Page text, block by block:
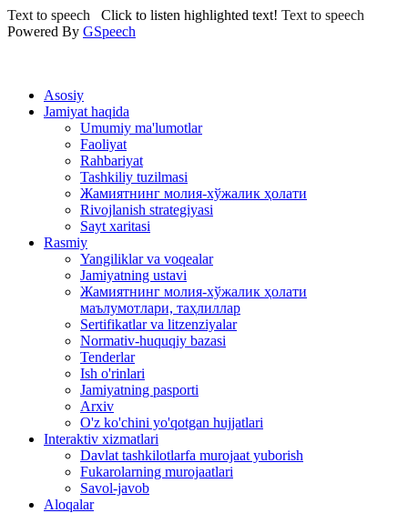
Text to speech Click to listen highlighted text! Text to speech
Powered By GSpeech
Asosiy
Jamiyat haqida
Umumiy ma'lumotlar
Faoliyat
Rahbariyat
Tashkiliy tuzilmasi
Жамиятнинг молия-хўжалик ҳолати
Rivojlanish strategiyasi
Sayt xaritasi
Rasmiy
Yangiliklar va voqealar
Jamiyatning ustavi
Жамиятнинг молия-хўжалик ҳолати
маълумотлари, таҳлиллар
Sertifikatlar va litzenziyalar
Normativ-huquqiy bazasi
Tenderlar
Ish o'rinlari
Jamiyatning pasporti
Arxiv
O'z ko'chini yo'qotgan hujjatlari
Interaktiv xizmatlari
Davlat tashkilotlarfa murojaat yuborish
Fukarolarning murojaatlari
Savol-javob
Aloqalar